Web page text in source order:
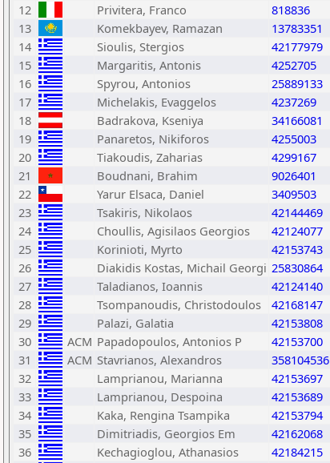
12
Privitera, Franco 818836
13
Komekbayev, Ramazan 13783351
14
Sioulis, Stergios 42177979
15
Margaritis, Antonis 4252705
16
Spyrou, Antonios 25889133
17
Michelakis, Evaggelos 4237269
18
Badrakova, Kseniya 34166081
19
Panaretos, Nikiforos 4255003
20
Tiakoudis, Zaharias 4299167
21
Boudnani, Brahim 9026401
22
Yarur Elsaca, Daniel 3409503
23
Tsakiris, Nikolaos 42144469
24
Choullis, Agisilaos Georgios 42124077
25
Korinioti, Myrto 42153743
26
Diakidis Kostas, Michail Georgi 25830864
27
Taladianos, Ioannis 42124140
28
Tsompanoudis, Christodoulos 42168147
29
Palazi, Galatia 42153808
30
ACM Papadopoulos, Antonios P 42153700
31
ACM Stavrianos, Alexandros 358104536
32
Lamprianou, Marianna 42153697
33
Lamprianou, Despoina 42153689
34
Kaka, Rengina Tsampika 42153794
35
Dimitriadis, Georgios Em 42162068
36
Kechagioglou, Athanasios 42184215